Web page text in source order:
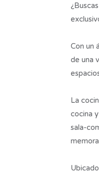
Con un
de una
La
cocina
sala-